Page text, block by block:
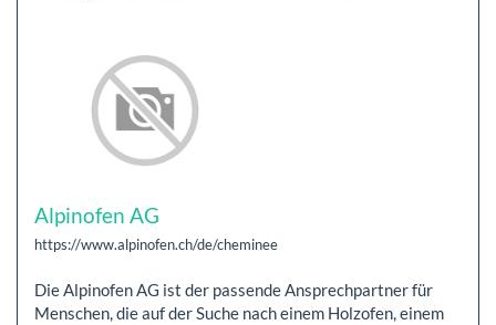
Alpinofen AG
https://www.alpinofen.ch/de/cheminee
Die Alpinofen AG ist der passende Ansprechpartner für
Menschen, die auf der Suche nach einem Holzofen, einem